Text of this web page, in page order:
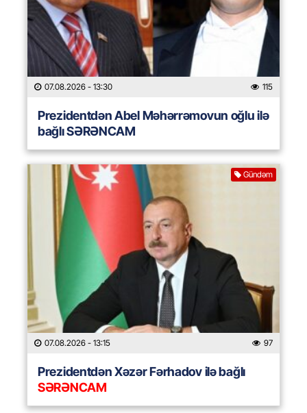
07.08.2026 - 13:30 115
Prezidentdən Abel Məhərrəmovun oğlu ilə
bağlı SƏRƏNCAM
Gündəm
07.08.2026 - 13:15 97
Prezidentdən Xəzər Fərhadov ilə bağlı
SƏRƏNCAM